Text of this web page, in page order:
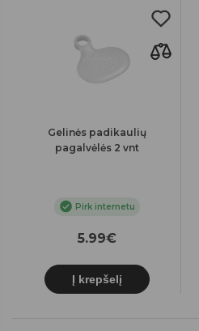
Gelinės padikaulių
pagalvėlės 2 vnt
Pirk internetu
5.99€
Į krepšelį